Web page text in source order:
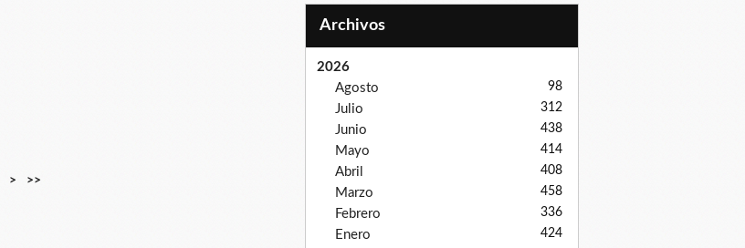
> >>
Archivos
2026
Agosto
98
Julio 312
Junio 438
Mayo 414
Abril 408
Marzo 458
Febrero 336
Enero 424